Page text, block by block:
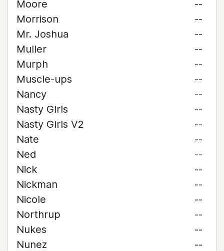
Moore
--
Morrison
--
Mr. Joshua
--
Muller
--
Murph
--
Muscle-ups
--
Nancy
--
Nasty Girls
--
Nasty Girls V2
--
Nate
--
Ned
--
Nick
--
Nickman
--
Nicole
--
Northrup
--
Nukes
--
Nunez
--